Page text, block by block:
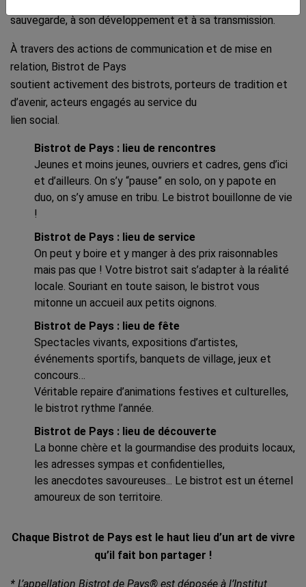
sauvegarde, à son développement et à sa transmission.
À travers des actions de communication et de mise en
relation, Bistrot de Pays
soutient activement des bistrots, porteurs de tradition et
d’avenir, acteurs engagés au service du
lien social.
Bistrot de Pays : lieu de rencontres
Jeunes et moins jeunes, ouvriers et cadres, gens d’ici
et d’ailleurs. On s’y “pause” en solo, on y papote en
duo, on s’y amuse en tribu. Le bistrot bouillonne de vie
!
Bistrot de Pays : lieu de service
On peut y boire et y manger à des prix raisonnables
mais pas que ! Votre bistrot sait s’adapter à la réalité
locale. Souriant en toute saison, le bistrot vous
mitonne un accueil aux petits oignons.
Bistrot de Pays : lieu de fête
Spectacles vivants, expositions d’artistes,
événements sportifs, banquets de village, jeux et
concours…
Véritable repaire d’animations festives et culturelles,
le bistrot rythme l’année.
Bistrot de Pays : lieu de découverte
La bonne chère et la gourmandise des produits locaux,
les adresses sympas et confidentielles,
les anecdotes savoureuses... Le bistrot est un éternel
amoureux de son territoire.
Chaque Bistrot de Pays est le haut lieu d’un art de vivre
qu’il fait bon partager !
* L’appellation Bistrot de Pays® est déposée à l’Institut